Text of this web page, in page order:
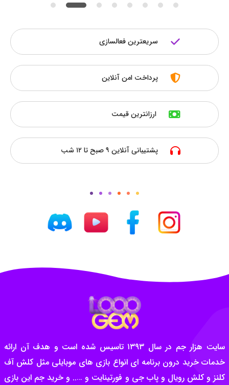
سریعترین فعالسازی
پرداخت امن آنلاین
ارزانترین قیمت
پشتیبانی آنلاین ۹ صبح تا ۱۲ شب
سایت هزار جم در سال ۱۳۹۳ تاسیس شده است و هدف آن ارائه
خدمات خرید درون برنامه ای انواع بازی های موبایلی مثل کلش آف
کلنز و کلش رویال و پاب جی و فورتینایت و ….. و خرید جم این بازی